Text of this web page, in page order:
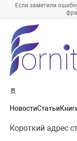
Если заметили
🚪
НовостиСтатьи
Короткий адрес